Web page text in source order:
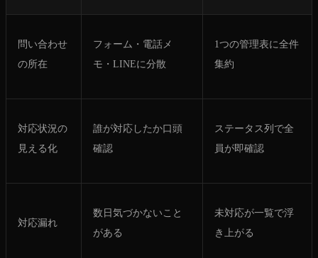
問い合わせ
の所在
フォーム・電話メ
モ・LINEに分散
1つの管理表に全件
集約
対応状況の
見える化
誰が対応したか口頭
確認
ステータス列で全
員が即確認
対応漏れ
数日気づかないこと
がある
未対応が一覧で浮
き上がる